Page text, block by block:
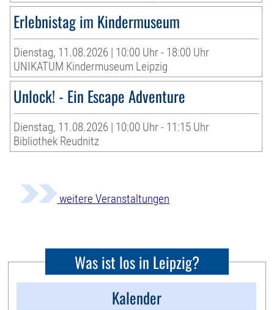
Erlebnistag im Kindermuseum
Dienstag, 11.08.2026 | 10:00 Uhr - 18:00 Uhr
UNIKATUM Kindermuseum Leipzig
Unlock! - Ein Escape Adventure
Dienstag, 11.08.2026 | 10:00 Uhr - 11:15 Uhr
Bibliothek Reudnitz
weitere Veranstaltungen
Was ist los in Leipzig?
Kalender